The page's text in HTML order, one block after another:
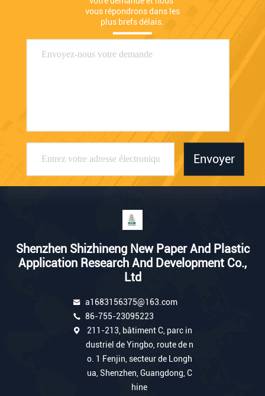
vous répondrons dans les
plus brefs délais.
Envoyer
Shenzhen Shizhineng New Paper And Plastic
Application Research And Development Co.,
Ltd
a1683156375@163.com
86-755-23095223
211-213, bâtiment C, parc in
dustriel de Yingbo, route de n
o. 1 Fenjin, secteur de Longh
ua, Shenzhen, Guangdong, C
hine